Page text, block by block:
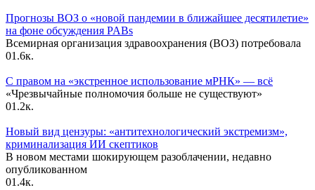
Прогнозы ВОЗ о «новой пандемии в ближайшее десятилетие»
на фоне обсуждения PABs
Всемирная организация здравоохранения (ВОЗ) потребовала
01.6к.
С правом на «экстренное использование мРНК» — всё
«Чрезвычайные полномочия больше не существуют»
01.2к.
Новый вид цензуры: «антитехнологический экстремизм»,
криминализация ИИ скептиков
В новом местами шокирующем разоблачении, недавно
опубликованном
01.4к.